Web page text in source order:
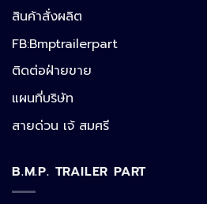
สินค้าสั่งผลิต
FB:Bmptrailerpart
ติดต่อฝ่ายขาย
แผนที่บริษัท
สายด่วน เจ้ สมศรี
B.M.P. TRAILER PART